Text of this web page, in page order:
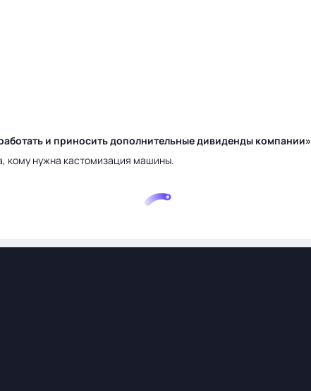
и приносить дополнительные дивиденды компании»
кому нужна кастомизация машины.